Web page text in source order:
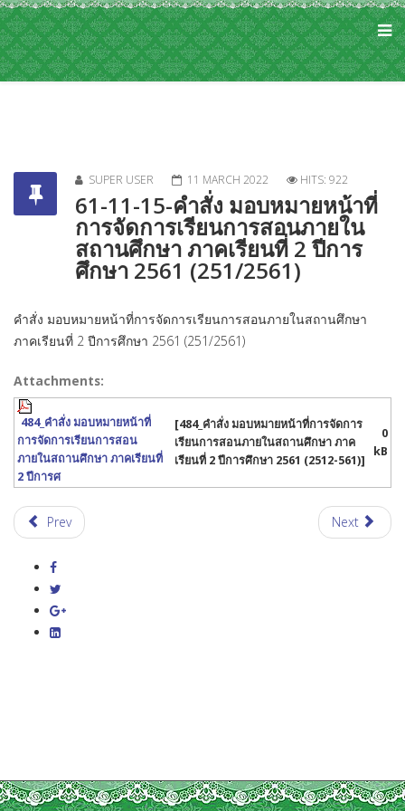
SUPER USER 11 MARCH 2022 HITS: 922
61-11-15-คำสั่ง มอบหมายหน้าที่
การจัดการเรียนการสอนภายใน
สถานศึกษา ภาคเรียนที่ 2 ปีการ
ศึกษา 2561 (251/2561)
คำสั่ง มอบหมายหน้าที่การจัดการเรียนการสอนภายในสถานศึกษา
ภาคเรียนที่ 2 ปีการศึกษา 2561 (251/2561)
Attachments:
484_คำสั่ง มอบหมายหน้าที่
การจัดการเรียนการสอน
ภายในสถานศึกษา ภาคเรียนที่
2 ปีการศ
[484_คำสั่ง มอบหมายหน้าที่การจัดการ
เรียนการสอนภายในสถานศึกษา ภาค
เรียนที่ 2 ปีการศึกษา 2561 (2512-561)]
0
kB
Prev Next